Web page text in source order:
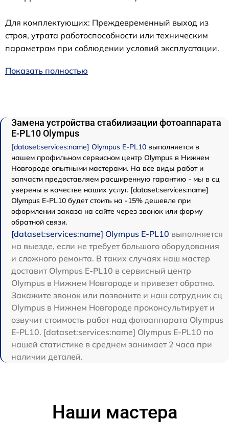
Для комплектующих: Преждевременный выход из
строя, утрата работоспособности или техническим
параметрам при соблюдении условий эксплуатации.
Показать полностью
Замена устройства стабилизации фотоаппарата
E‑PL10 Olympus
[dataset:services:name] Olympus E‑PL10 выполняется в
нашем профильном сервисном центр Olympus в Нижнем
Новгороде опытными мастерами. На все виды работ и
запчасти предоставляем расширенную гарантию - мы в сц
уверены в качестве наших услуг. [dataset:services:name]
Olympus E‑PL10 будет стоить на -15% дешевле при
оформлении заказа на сайте через звонок или форму
обратной связи.
[dataset:services:name] Olympus E‑PL10 выполняется
на выезде, если не требует большого оборудования
и сложного ремонта. В таких случаях наш мастер
доставит Olympus E‑PL10 в сервисный центр
Olympus в Нижнем Новгороде и привезет обратно.
Закажите звонок или позвоните и наш сотрудник сц
Olympus в Нижнем Новгороде проконсультирует и
озвучит стоимость работ над фотоаппарата Olympus
E‑PL10. [dataset:services:name] Olympus E‑PL10 по
нашей статистике в среднем занимает 2 часа при
наличии деталей.
Наши мастера